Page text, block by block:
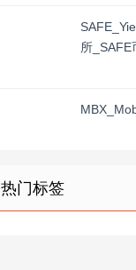
所_SAFE
热门标签